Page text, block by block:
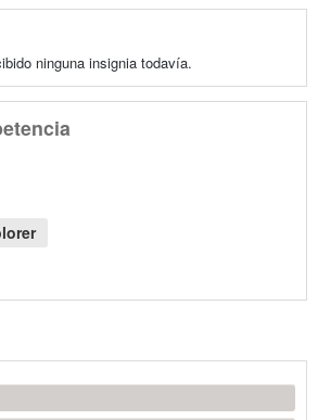
ninguna insignia todavía.